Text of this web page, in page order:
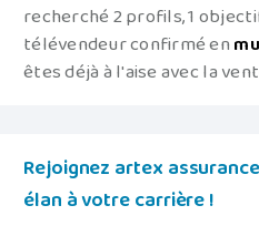
recherché 2 profils, 1
télévendeur confirmé en
êtes déjà à l'aise avec la
Rejoignez artex
élan à votre carrière !